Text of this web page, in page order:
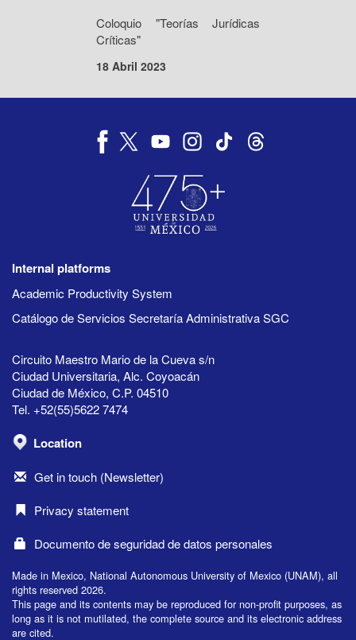
Coloquio "Teorías Jurídicas
Críticas"
18 Abril 2023
Internal platforms
Academic Productivity System
Catálogo de Servicios Secretaría Administrativa SGC
Circuito Maestro Mario de la Cueva s/n
Ciudad Universitaria, Alc. Coyoacán
Ciudad de México, C.P. 04510
Tel. +52(55)5622 7474
Location
Get in touch (Newsletter)
Privacy statement
Documento de seguridad de datos personales
Made in Mexico, National Autonomous University of Mexico (UNAM), all
rights reserved 2026.
This page and its contents may be reproduced for non-profit purposes, as
long as it is not mutilated, the complete source and its electronic address
are cited.